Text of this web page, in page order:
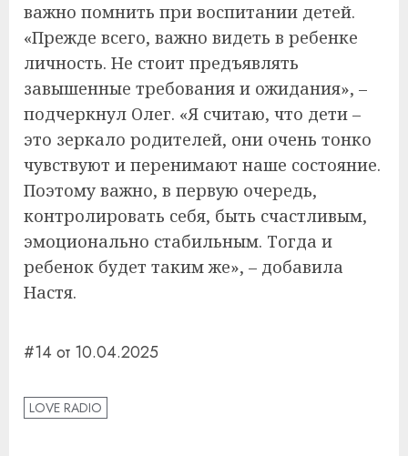
важно помнить при воспитании детей.
«Прежде всего, важно видеть в ребенке
личность. Не стоит предъявлять
завышенные требования и ожидания», –
подчеркнул Олег. «Я считаю, что дети –
это зеркало родителей, они очень тонко
чувствуют и перенимают наше состояние.
Поэтому важно, в первую очередь,
контролировать себя, быть счастливым,
эмоционально стабильным. Тогда и
ребенок будет таким же», – добавила
Настя.
#14 от 10.04.2025
LOVE RADIO